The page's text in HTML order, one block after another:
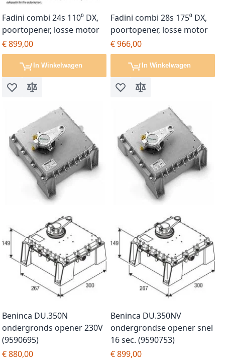
Fadini combi 24s 110⁰ DX,
poortopener, losse motor
€ 899,00
In Winkelwagen
Voeg toe aan verlanglijst
Toevoegen om te vergelijken
Fadini combi 28s 175⁰ DX,
poortopener, losse motor
€ 966,00
In Winkelwagen
Voeg toe aan verlanglijst
Toevoegen om te
Beninca DU.350N
ondergronds opener 230V
(9590695)
€ 880,00
Beninca DU.350NV
ondergrondse opener snel
16 sec. (9590753)
€ 899,00